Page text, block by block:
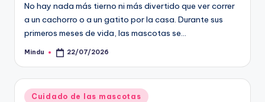
No hay nada más tierno ni más divertido que ver correr
a un cachorro o a un gatito por la casa. Durante sus
primeros meses de vida, las mascotas se…
Publicado
Mindu 22/07/2026
Publicado
Cuidado de las mascotas